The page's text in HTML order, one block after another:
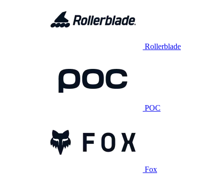
Rollerblade
POC
Fox